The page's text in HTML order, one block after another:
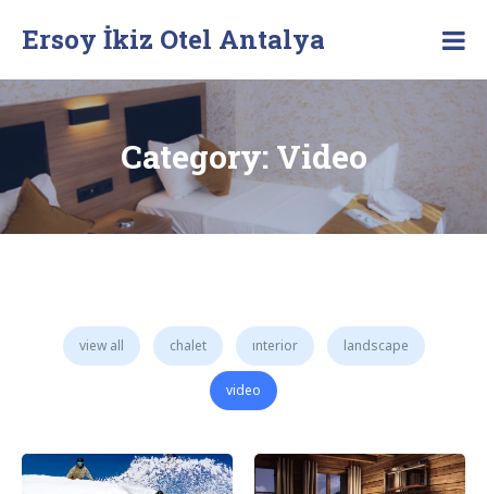
Ersoy İkiz Otel Antalya
Category:Video
view all chalet interior landscape
video